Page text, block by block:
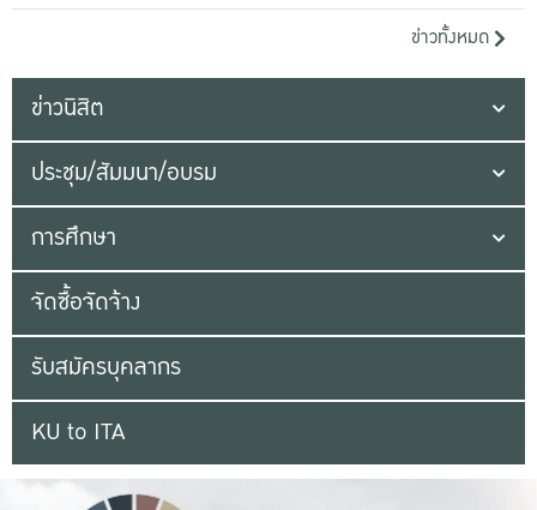
ข่าวทั้งหมด
ข่าวนิสิต
ประชุม/สัมมนา/อบรม
การศึกษา
จัดซื้อจัดจ้าง
รับสมัครบุคลากร
KU to ITA